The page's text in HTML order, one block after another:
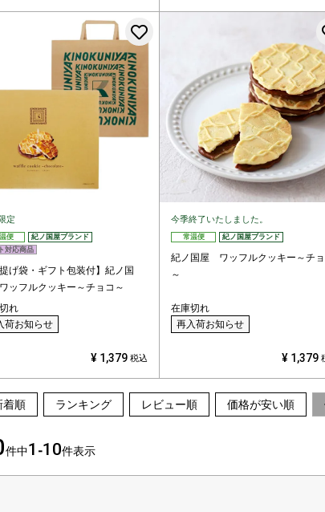
定
便
紀ノ国屋ブランド
対応商品
提げ袋・ギフト包装付】紀ノ国
ッフルクッキー～チョコ～
れ
荷お知らせ
¥ 1,379 税込
今季終了いたしました。
常温便 紀ノ国屋ブランド
紀ノ国屋 ワッフルクッキー～チョ
～
在庫切れ
再入荷お知らせ
¥ 1,379
着順 ランキング レビュー順 価格が安い順
件中1 -10件表示